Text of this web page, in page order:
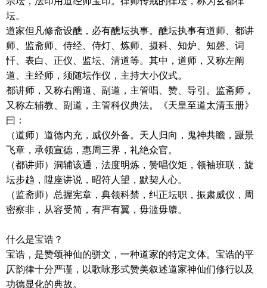
坛。
道家但凡修斋设醮，必有醮坛执事。醮坛执事有道师、都讲
师、监斋师、侍经、侍灯、炼师、摄科、知炉、知磬、词
忏、表白、正仪、监坛、清道等。其中，道师，又称左阐
道、主经师，须随坛作仪，主持大小仪式。
都讲师，又称右阐道、副道，主管唱、赞、导引。监斋师，
又称左辅教、副道，主管科仪典法。《天皇至道太清玉册》
曰：
（道师）道德内充，威仪外备。天人归向，鬼神共瞻，蹑景
飞章，承领宣德，惠周三界，礼绝众官。
（都讲师）洞辅该通，法度明炼，赞唱仪矩，领袖班联，旋
坛步趋，陞座讲说，昭符人望，默契人心。
（监斋师）总握宪章，典领科禁，纠正坛职，振肃威仪，周
密察非，从容受简，有严有翼，毋滥毋隳。
什么是宝诰？
宝诰，是赞颂神仙的骈文，一种道家的特定文体。宝诰的平
仄韵律十分严谨，以歌咏形式赞美叙述道家神仙们修行以及
功德显化的典故。